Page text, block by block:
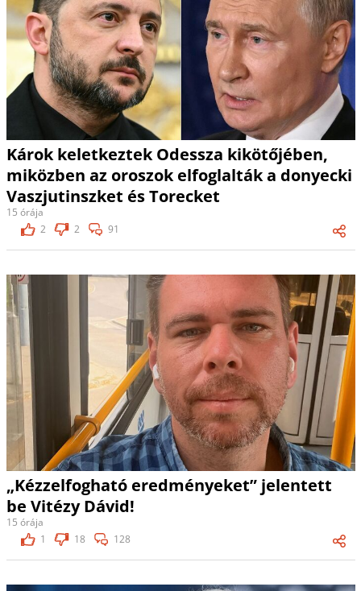
Károk keletkeztek Odessza kikötőjében,
miközben az oroszok elfoglalták a donyecki
Vaszjutinszket és Torecket
15 órája
2
2 91
„Kézzelfogható eredményeket” jelentett
be Vitézy Dávid!
15 órája
1
18 128